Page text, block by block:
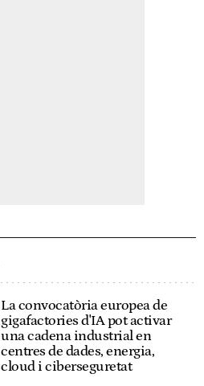
La convocatòria europea de
gigafactories d'IA pot activar
una cadena industrial en
centres de dades, energia,
cloud i ciberseguretat